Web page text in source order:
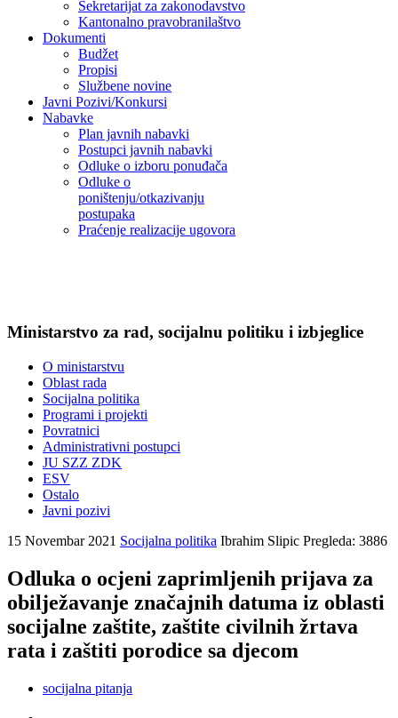
Sekretarijat za zakonodavstvo
Kantonalno pravobranilaštvo
Dokumenti
Budžet
Propisi
Službene novine
Javni Pozivi/Konkursi
Nabavke
Plan javnih nabavki
Postupci javnih nabavki
Odluke o izboru ponuđača
Odluke o
poništenju/otkazivanju
postupaka
Praćenje realizacije ugovora
Ministarstvo za rad, socijalnu politiku i izbjeglice
O ministarstvu
Oblast rada
Socijalna politika
Programi i projekti
Povratnici
Administrativni postupci
JU SZZ ZDK
ESV
Ostalo
Javni pozivi
15 Novembar 2021 Socijalna politika Ibrahim Slipic Pregleda: 3886
Odluka o ocjeni zaprimljenih prijava za
obilježavanje značajnih datuma iz oblasti
socijalne zaštite, zaštite civilnih žrtava
rata i zaštiti porodice sa djecom
socijalna pitanja